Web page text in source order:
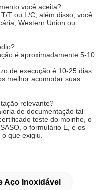
você aceita?
T ou L/C, além disso, você
Western Union ou
é aproximadamente 5-10
de execução é 10-25 dias.
melhor acomodar suas
relevante?
de documentação tal
teste do moinho, o
o formulário E, e os
que exigiu.
Aço Inoxidável